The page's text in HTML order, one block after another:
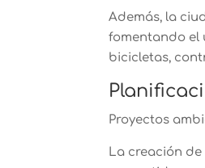
Además, la
fomentando el
bicicletas,
Proyectos
La creación